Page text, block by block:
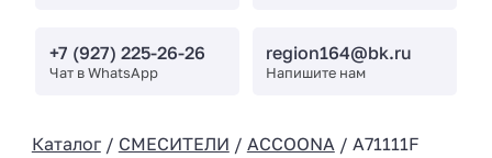
+7 (927) 225-26-26
Чат в WhatsApp
region164@bk.ru
Напишите нам
Каталог/ СМЕСИТЕЛИ / ACCOONA / A71111F